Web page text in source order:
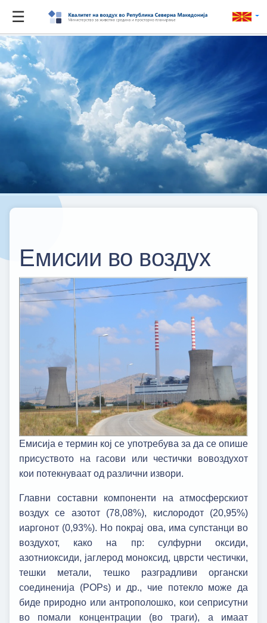
☰
Емисии во воздух
Емисија е термин кој се употребува за да се опише
присуството на гасови или честички вовоздухот
кои потекнуваат од различни извори.
Главни составни компоненти на атмосферскиот
воздух се азотот (78,08%), кислородот (20,95%)
иаргонот (0,93%). Но покрај ова, има супстанци во
воздухот, како на пр: сулфурни оксиди,
азотниоксиди, јаглерод моноксид, цврсти честички,
тешки метали, тешко разградливи органски
соединенија (POPs) и др., чие потекло може да
биде природно или антрополошко, кои сеприсутни
во помали концентрации (во траги), а имаат